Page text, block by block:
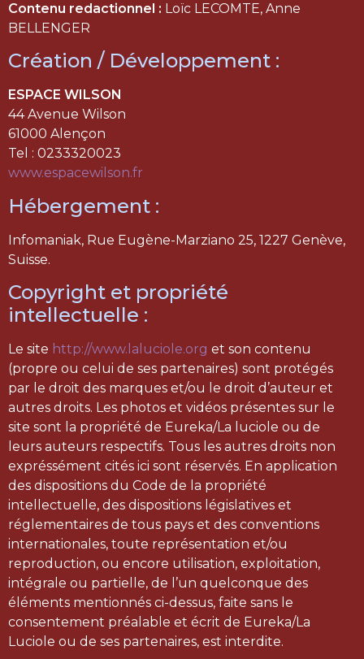
Contenu redactionnel : Loïc LECOMTE, Anne
BELLENGER
Création / Développement :
ESPACE WILSON
44 Avenue Wilson
61000 Alençon
Tel : 0233320023
www.espacewilson.fr
Hébergement :
Infomaniak, Rue Eugène-Marziano 25, 1227 Genève,
Suisse.
Copyright et propriété
intellectuelle :
Le site http://www.laluciole.org et son contenu
(propre ou celui de ses partenaires) sont protégés
par le droit des marques et/ou le droit d’auteur et
autres droits. Les photos et vidéos présentes sur le
site sont la propriété de Eureka/La luciole ou de
leurs auteurs respectifs. Tous les autres droits non
expréssément cités ici sont réservés. En application
des dispositions du Code de la propriété
intellectuelle, des dispositions législatives et
réglementaires de tous pays et des conventions
internationales, toute représentation et/ou
reproduction, ou encore utilisation, exploitation,
intégrale ou partielle, de l’un quelconque des
éléments mentionnés ci-dessus, faite sans le
consentement préalable et écrit de Eureka/La
Luciole ou de ses partenaires, est interdite.